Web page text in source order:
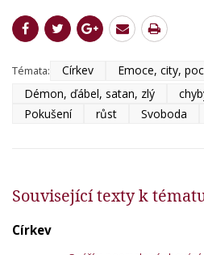
Témata: Církev
Emoce, city,
Démon, ďábel, satan, zlý
Pokušení
růst Svoboda
Související texty k
Církev